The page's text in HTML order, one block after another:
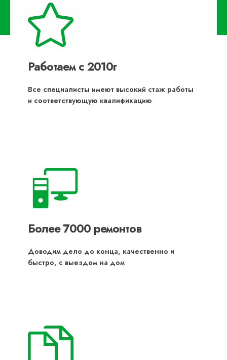
Работаем с 2010г
Все специалисты имеют высокий стаж работы
и соответствующую квалификацию
Более 7000 ремонтов
Доводим дело до конца, качественно и
быстро, с выездом на дом